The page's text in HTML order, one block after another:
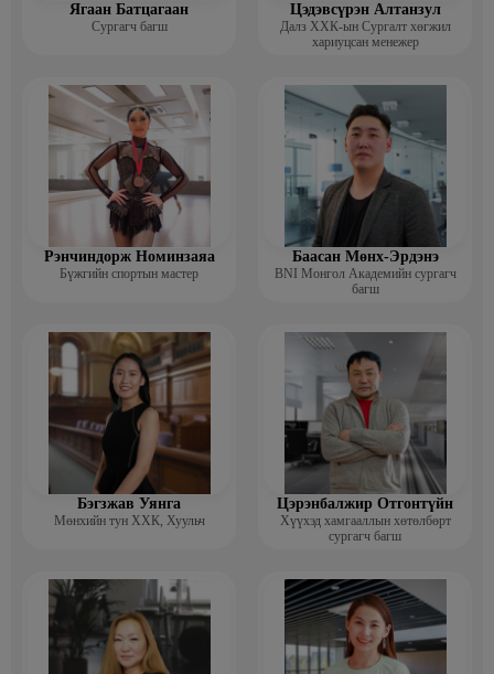
Ягаан Батцагаан
Сургагч багш
Цэдэвсүрэн Алтанзул
Далз ХХК-ын Сургалт хөгжил
хариуцсан менежер
Рэнчиндорж Номинзаяа
Бүжгийн спортын мастер
Баасан Мөнх-Эрдэнэ
BNI Монгол Академийн сургагч
багш
Бэгзжав Уянга
Мөнхийн тун ХХК, Хуульч
Цэрэнбалжир Отгонтүйн
Хүүхэд хамгааллын хөтөлбөрт
сургагч багш